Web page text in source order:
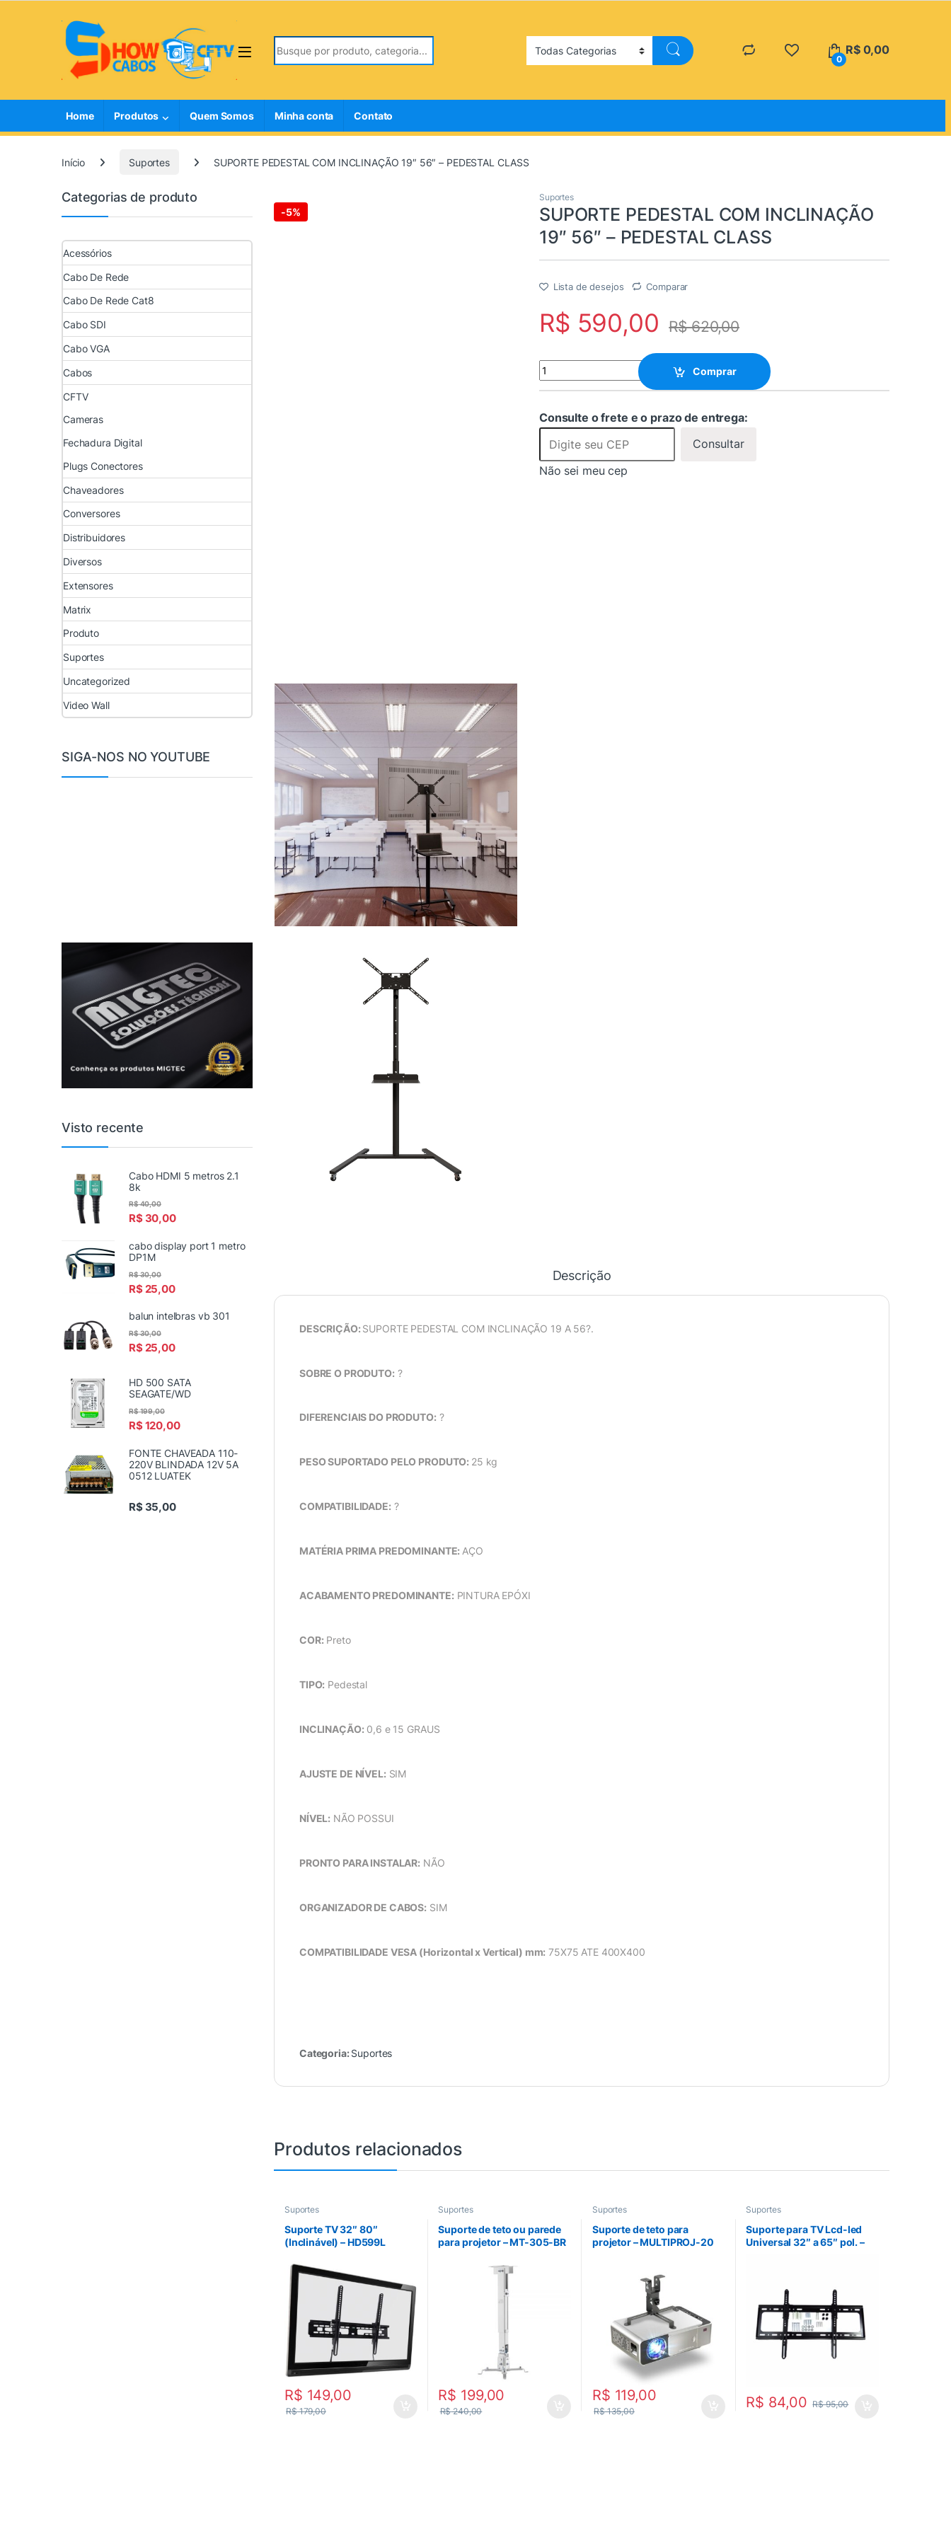
Search for:
0
R$0,00
Home Produtos Quem Somos Minha conta Contato
Início Suportes SUPORTE PEDESTAL COM INCLINAÇÃO 19″ 56″ – PEDESTAL CLASS
-5%
Suportes
SUPORTE PEDESTAL COM INCLINAÇÃO
19″ 56″ – PEDESTAL CLASS
Lista de desejos Comparar
R$ 590,00 R$620,00
SUPORTE PEDESTAL COM INCLINAÇÃO 19" 56" - PEDESTAL CLASS quantity
Comprar
Consulte o frete e o prazo de entrega:
Consultar
Não sei meu cep
Descrição
DESCRIÇÃO:SUPORTE PEDESTAL COM INCLINAÇÃO 19 A 56?.
SOBRE O PRODUTO:?
DIFERENCIAIS DO PRODUTO:?
PESO SUPORTADO PELO PRODUTO: 25 kg
COMPATIBILIDADE:?
MATÉRIA PRIMA PREDOMINANTE:AÇO
ACABAMENTO PREDOMINANTE:PINTURA EPÓXI
COR:Preto
TIPO: Pedestal
INCLINAÇÃO:0,6 e 15 GRAUS
AJUSTE DE NÍVEL:SIM
NÍVEL: NÃO POSSUI
PRONTO PARA INSTALAR: NÃO
ORGANIZADOR DE CABOS: SIM
COMPATIBILIDADE VESA (Horizontal x Vertical) mm: 75X75 ATE 400X400
Categoria:Suportes
Produtos relacionados
Suportes
Suporte TV 32″ 80″
(Inclinável) – HD599L
R$ 149,00
R$179,00
Suportes
Suporte de teto ou parede
para projetor – MT-305-BR
R$ 199,00
R$240,00
Suportes
Suporte de teto para
projetor – MULTIPROJ-20
R$ 119,00
R$135,00
Suportes
Suporte para TV Lcd-led
Universal 32″ a 65″ pol. –
R$ 84,00 R$95,00
Categorias de produto
Acessórios
Cabo De Rede
Cabo De Rede Cat8
Cabo SDI
Cabo VGA
Cabos
CFTV
Cameras
Fechadura Digital
Plugs Conectores
Chaveadores
Conversores
Distribuidores
Diversos
Extensores
Matrix
Produto
Suportes
Uncategorized
Video Wall
SIGA-NOS NO YOUTUBE
Visto recente
Cabo HDMI 5 metros 2.1
8k
R$30,00
R$40,00
cabo display port 1 metro
DP1M
R$25,00
R$30,00
balun intelbras vb 301
R$25,00
R$30,00
HD 500 SATA
SEAGATE/WD
R$120,00
R$199,00
FONTE CHAVEADA 110-
220V BLINDADA 12V 5A
0512 LUATEK
R$35,00